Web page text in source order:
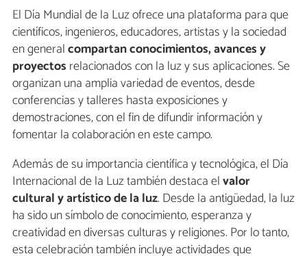
El Día Mundial de la Luz ofrece una plataforma para que
científicos, ingenieros, educadores, artistas y la sociedad
en generalcompartan conocimientos, avances y
proyectos relacionados con la luz y sus aplicaciones. Se
organizan una amplia variedad de eventos, desde
conferencias y talleres hasta exposiciones y
demostraciones, con el fin de difundir información y
fomentar la colaboración en este campo.
Además de su importancia científica y tecnológica, el Día
Internacional de la Luz también destaca elvalor
cultural y artístico de la luz. Desde la antigüedad, la luz
ha sido un símbolo de conocimiento, esperanza y
creatividad en diversas culturas y religiones. Por lo tanto,
esta celebración también incluye actividades que